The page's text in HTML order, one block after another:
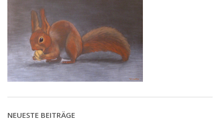
NEUESTE BEITRÄGE